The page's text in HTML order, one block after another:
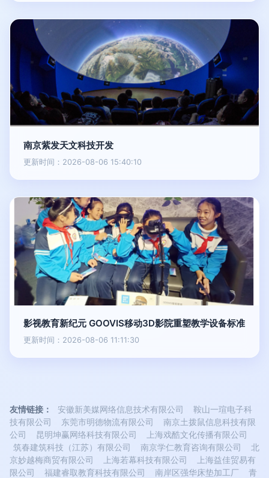
南京紫发天文科技开发
更新时间：2026-08-06 15:40:10
影视教育新纪元 GOOVIS移动3D影院重塑教学设备标准
更新时间：2026-08-06 11:11:30
友情链接： 安徽新美媒网络信息技术有限公司
鞍山一瑄电子科
技有限公司
东莞市明德物流有限公司
南京土拨鼠信息科技有限
公司
昆明坤赢网络科技有限公司
上海戏酷文化传播有限公司
筑春建筑科技（江苏）有限公司
南京学仁教育咨询有限公司
北
京妙越梅商贸有限公司
上海若幕科技有限公司
上海益佳贸易有
限公司
福建睿取教育科技有限公司 南岸区强华床垫加工厂
青